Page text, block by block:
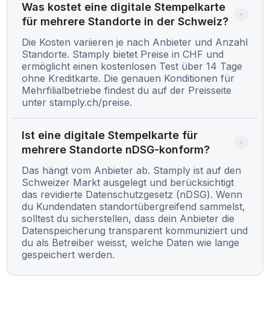
Was kostet eine digitale Stempelkarte
für mehrere Standorte in der Schweiz?
Die Kosten variieren je nach Anbieter und Anzahl
Standorte. Stamply bietet Preise in CHF und
ermöglicht einen kostenlosen Test über 14 Tage
ohne Kreditkarte. Die genauen Konditionen für
Mehrfilialbetriebe findest du auf der Preisseite
unter stamply.ch/preise.
Ist eine digitale Stempelkarte für
mehrere Standorte nDSG-konform?
Das hängt vom Anbieter ab. Stamply ist auf den
Schweizer Markt ausgelegt und berücksichtigt
das revidierte Datenschutzgesetz (nDSG). Wenn
du Kundendaten standortübergreifend sammelst,
solltest du sicherstellen, dass dein Anbieter die
Datenspeicherung transparent kommuniziert und
du als Betreiber weisst, welche Daten wie lange
gespeichert werden.